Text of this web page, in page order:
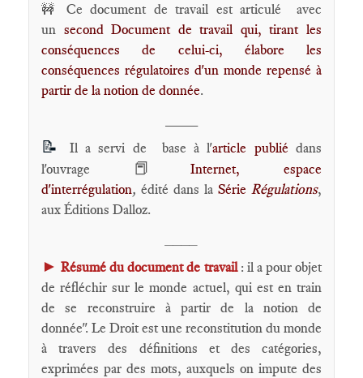
🚧
Ce document de travail est articulé avec
un second Document de travail qui, tirant les
conséquences de celui-ci, élabore les
conséquences régulatoires d'un monde repensé à
partir de la notion de donnée.
📝 Il a servi de base à l'article publié dans
l'ouvrage 📕 Internet, espace
d'interrégulation, édité dans la Série Régulations,
aux Éditions Dalloz.
►Résumé du document de travail : il a pour objet
de réfléchir sur le monde actuel, qui est en train
de se reconstruire à partir de la notion de
donnée". Le Droit est une reconstitution du monde
à travers des définitions et des catégories,
exprimées par des mots, auxquels on impute des